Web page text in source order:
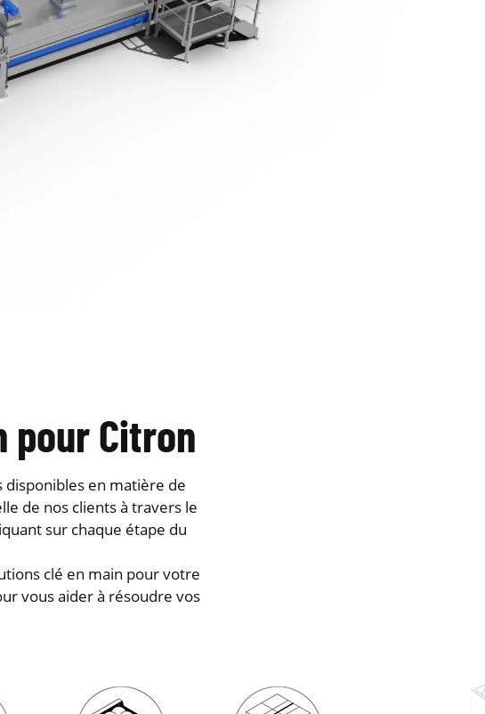
pour Citron
disponibles en matière de
de nos clients à travers le
sur chaque étape du
clé en main pour votre
vous aider à résoudre vos